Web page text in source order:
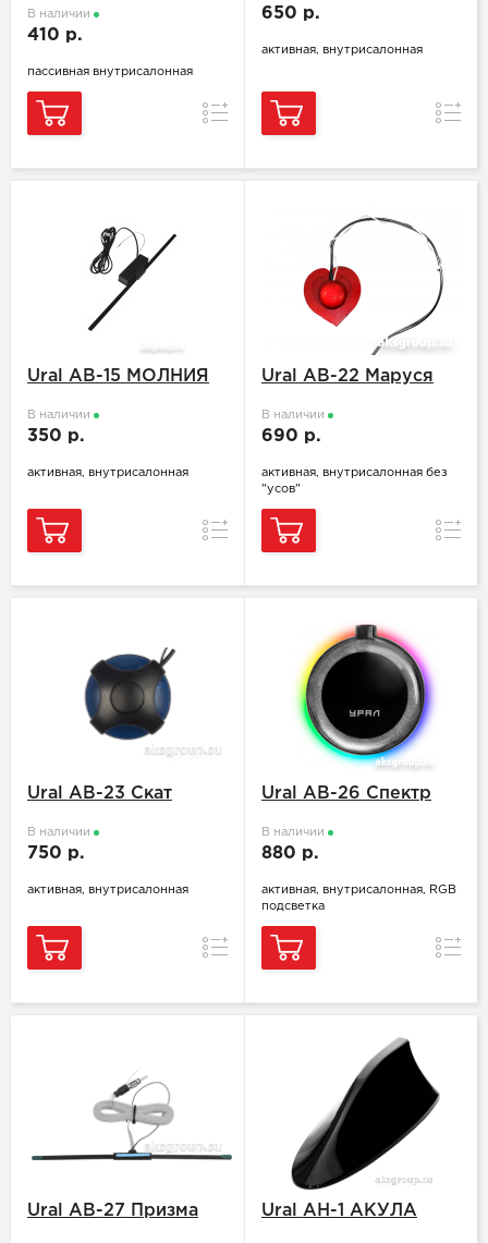
В наличии
410 р.
пассивная внутрисалонная
Сравнение
650 р.
активная, внутрисалонная
Ural AB-15 МОЛНИЯ
В наличии
350 р.
активная, внутрисалонная
Сравнение
Ural AB-22 Маруся
В наличии
690 р.
активная, внутрисалонная без
"усов"
Ural AB-23 Скат
В наличии
750 р.
активная, внутрисалонная
Сравнение
Ural AB-26 Спектр
В наличии
880 р.
активная, внутрисалонная, RGB
подсветка
Ural AB-27 Призма Ural АН-1 АКУЛА